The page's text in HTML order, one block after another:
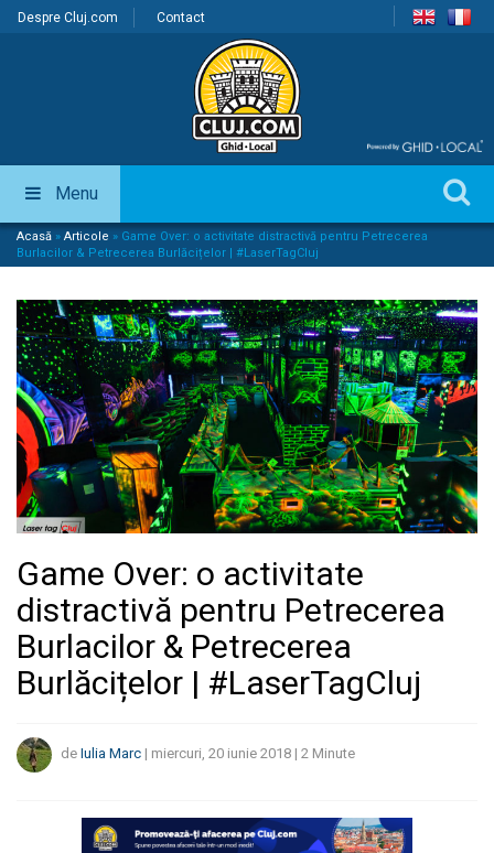
Despre Cluj.com Contact
Menu
Acasă » Articole » Game Over: o activitate distractivă pentru Petrecerea
Burlacilor & Petrecerea Burlăcițelor | #LaserTagCluj
Game Over: o activitate
distractivă pentru Petrecerea
Burlacilor & Petrecerea
Burlăcițelor | #LaserTagCluj
de Iulia Marc | miercuri, 20 iunie 2018 | 2 Minute